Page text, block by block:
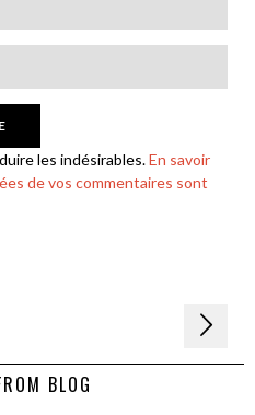
les indésirables.En savoir
de vos commentaires sont
BLOG